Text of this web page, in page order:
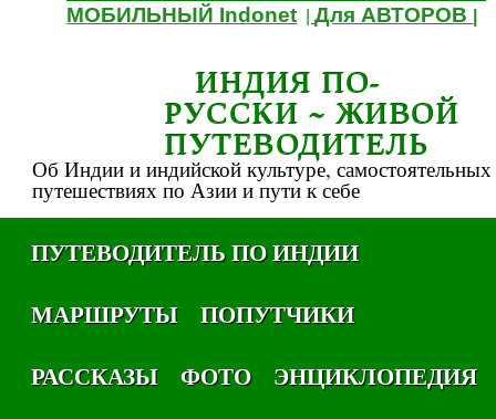
МОБИЛЬНЫЙ Indonet |Для АВТОРОВ
ИНДИЯ ПО-
РУССКИ ~ ЖИВОЙ
ПУТЕВОДИТЕЛЬ
Об Индии и индийской культуре, самостоятельных
путешествиях по Азии и пути к себе
ПУТЕВОДИТЕЛЬ ПО ИНДИИ
МАРШРУТЫ
ПОПУТЧИКИ
РАССКАЗЫ
ФОТО
ЭНЦИКЛОПЕДИЯ